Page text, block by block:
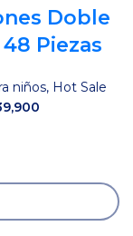
Doble
Piezas
niños, Hot Sale
$39,900.